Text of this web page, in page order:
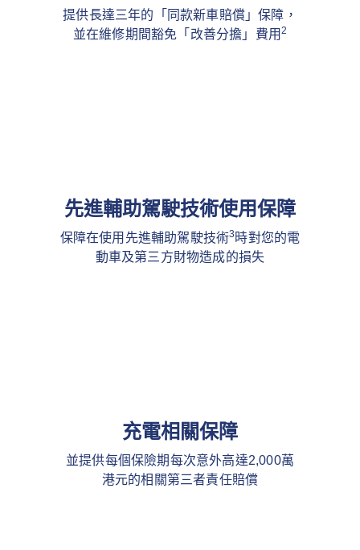
提供長達三年的「同款新車賠償」保障，
並在維修期間豁免「改善分擔」費用 2
先進輔助駕駛技術使用保障
保障在使用先進輔助駕駛技術3 時對您的電
動車及第三方財物造成的損失
充電相關保障
並提供每個保險期每次意外高達2,000萬
港元的相關第三者責任賠償